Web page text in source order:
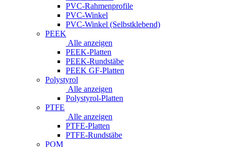
PVC-Rahmenprofile
PVC-Winkel
PVC-Winkel (Selbstklebend)
PEEK
Alle anzeigen
PEEK-Platten
PEEK-Rundstäbe
PEEK GF-Platten
Polystyrol
Alle anzeigen
Polystyrol-Platten
PTFE
Alle anzeigen
PTFE-Platten
PTFE-Rundstäbe
POM